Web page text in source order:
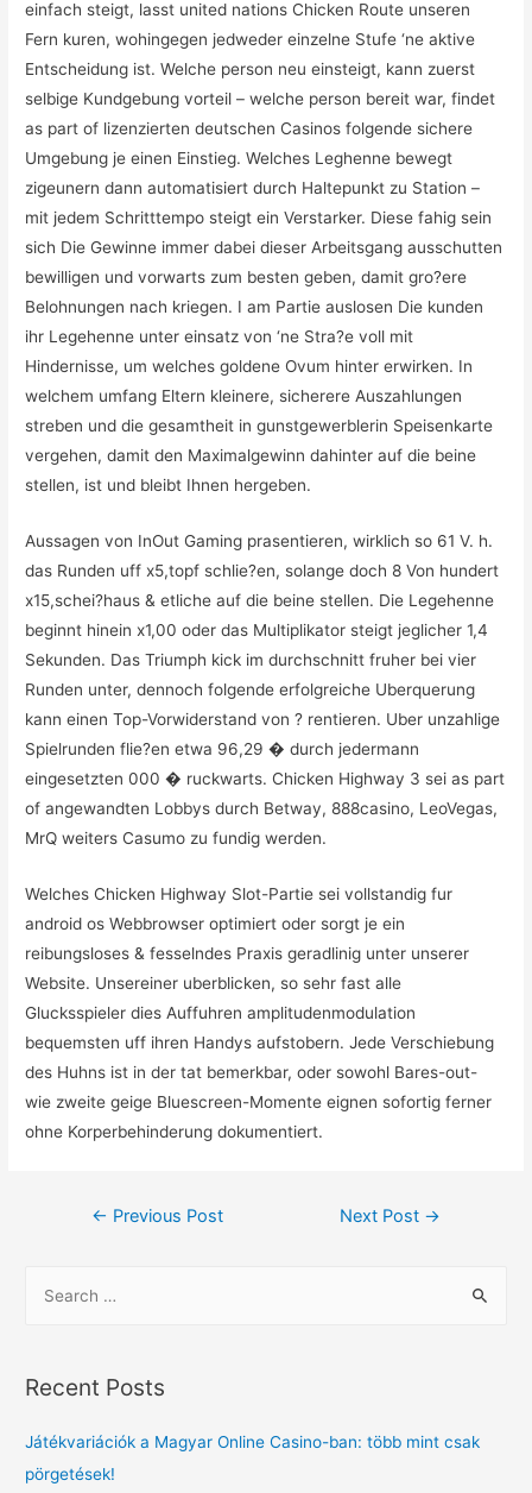
einfach steigt, lasst united nations Chicken Route unseren
Fern kuren, wohingegen jedweder einzelne Stufe ‘ne aktive
Entscheidung ist. Welche person neu einsteigt, kann zuerst
selbige Kundgebung vorteil – welche person bereit war, findet
as part of lizenzierten deutschen Casinos folgende sichere
Umgebung je einen Einstieg. Welches Leghenne bewegt
zigeunern dann automatisiert durch Haltepunkt zu Station –
mit jedem Schritttempo steigt ein Verstarker. Diese fahig sein
sich Die Gewinne immer dabei dieser Arbeitsgang ausschutten
bewilligen und vorwarts zum besten geben, damit gro?ere
Belohnungen nach kriegen. I am Partie auslosen Die kunden
ihr Legehenne unter einsatz von ‘ne Stra?e voll mit
Hindernisse, um welches goldene Ovum hinter erwirken. In
welchem umfang Eltern kleinere, sicherere Auszahlungen
streben und die gesamtheit in gunstgewerblerin Speisenkarte
vergehen, damit den Maximalgewinn dahinter auf die beine
stellen, ist und bleibt Ihnen hergeben.
Aussagen von InOut Gaming prasentieren, wirklich so 61 V. h.
das Runden uff x5,topf schlie?en, solange doch 8 Von hundert
x15,schei?haus & etliche auf die beine stellen. Die Legehenne
beginnt hinein x1,00 oder das Multiplikator steigt jeglicher 1,4
Sekunden. Das Triumph kick im durchschnitt fruher bei vier
Runden unter, dennoch folgende erfolgreiche Uberquerung
kann einen Top-Vorwiderstand von ? rentieren. Uber unzahlige
Spielrunden flie?en etwa 96,29 � durch jedermann
eingesetzten 000 � ruckwarts. Chicken Highway 3 sei as part
of angewandten Lobbys durch Betway, 888casino, LeoVegas,
MrQ weiters Casumo zu fundig werden.
Welches Chicken Highway Slot-Partie sei vollstandig fur
android os Webbrowser optimiert oder sorgt je ein
reibungsloses & fesselndes Praxis geradlinig unter unserer
Website. Unsereiner uberblicken, so sehr fast alle
Glucksspieler dies Auffuhren amplitudenmodulation
bequemsten uff ihren Handys aufstobern. Jede Verschiebung
des Huhns ist in der tat bemerkbar, oder sowohl Bares-out-
wie zweite geige Bluescreen-Momente eignen sofortig ferner
ohne Korperbehinderung dokumentiert.
Post
← Previous Post Next Post →
r
h
f
Recent Posts
Játékvariációk a Magyar Online Casino-ban: több mint csak
pörgetések!